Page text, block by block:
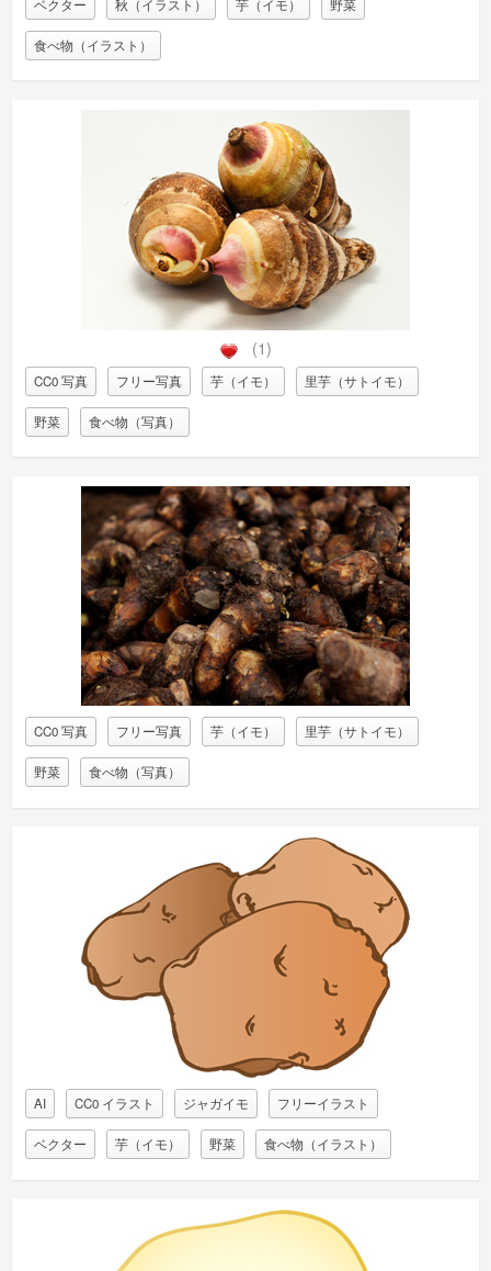
ベクター 秋（イラスト） 芋（イモ） 野菜
食べ物（イラスト）
(1)
CC0 写真 フリー写真 芋（イモ） 里芋（サトイモ）
野菜 食べ物（写真）
CC0 写真 フリー写真 芋（イモ） 里芋（サトイモ）
野菜 食べ物（写真）
AI CC0 イラスト ジャガイモ フリーイラスト
ベクター 芋（イモ） 野菜 食べ物（イラスト）